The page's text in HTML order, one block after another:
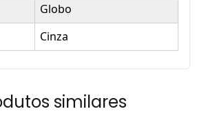
Globo
Cinza
similares